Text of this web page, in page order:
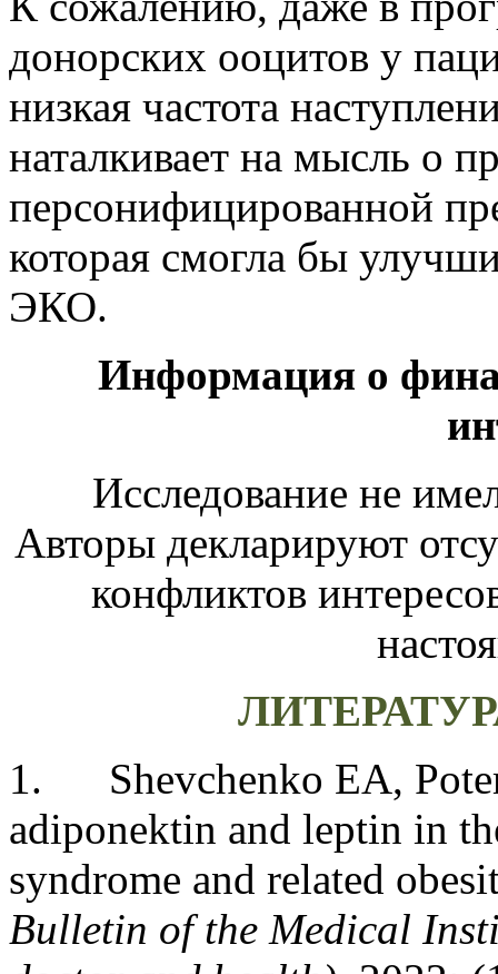
донорских ооцитов у
низкая частота
наталкивает на мысль о
персонифицированной
которая смогла бы
ЭКО.
Информация о
Исследование не
Авторы декларируют
конфликтов
1.
Shevchenko EA,
adiponektin and leptin in
syndrome and related
Bulletin of the Medical